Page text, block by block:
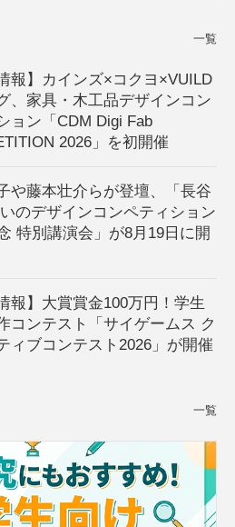
一覧
報】カインズ×コクヨ×VUILD
、家具・木工品デザインコン
ョン「CDM Digi Fab
2026」を初開催
や藤本壮介らが登壇、「長谷
のデザインコンペティション
特別講演会」が8月19日に開
報】大賞賞金100万円！学生
コンテスト「サイゲームス ク
ィブコンテスト2026」が開催
一覧